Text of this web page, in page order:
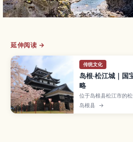
延伸阅读 →
传统文化
岛根·松江城｜国
略
位于岛根县松江市的
名城，从漆黑天守可
全景。本文将介绍城
岛根县 →